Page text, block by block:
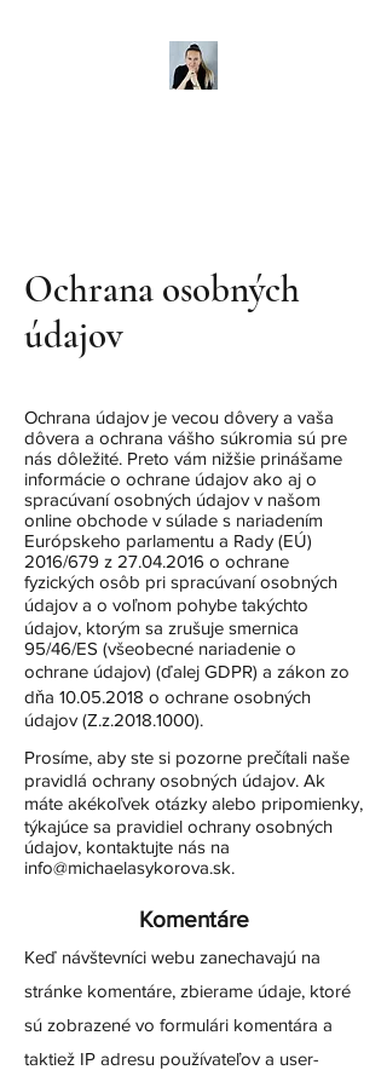
Ochrana osobných
údajov
Ochrana údajov je vecou dôvery a vaša
dôvera a ochrana vášho súkromia sú pre
nás dôležité. Preto vám nižšie prinášame
informácie o ochrane údajov ako aj o
spracúvaní osobných údajov v našom
online obchode v súlade s nariadením
Európskeho parlamentu a Rady (EÚ)
2016/679 z 27.04.2016 o ochrane
fyzických osôb pri spracúvaní osobných
údajov a o voľnom pohybe takýchto
údajov, ktorým sa zrušuje smernica
95/46/ES (všeobecné nariadenie o
ochrane údajov) (ďalej GDPR) a zákon zo
dňa 10.05.2018 o ochrane osobných
údajov (Z.z.2018.1000).
Prosíme, aby ste si pozorne prečítali naše
pravidlá ochrany osobných údajov. Ak
máte akékoľvek otázky alebo pripomienky,
týkajúce sa pravidiel ochrany osobných
údajov, kontaktujte nás na
info@michaelasykorova.sk.
Komentáre
Keď návštevníci webu zanechavajú na
stránke komentáre, zbierame údaje, ktoré
sú zobrazené vo formulári komentára a
taktiež IP adresu používateľov a user-